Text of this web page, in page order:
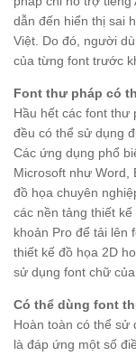
dẫn đến hiển thị sai
Việt. Do đó, người
của từng font trước
Font thư pháp có
Hầu hết các font thư
đều có thể sử dụng
Các ứng dụng phổ
Microsoft như Word,
đồ họa chuyên
các nền tảng thiết
khoản Pro để tải lên
thiết kế đồ họa 2D
sử dụng font chữ của
Có thể dùng font
Hoàn toàn có thể sử
là đáp ứng một số